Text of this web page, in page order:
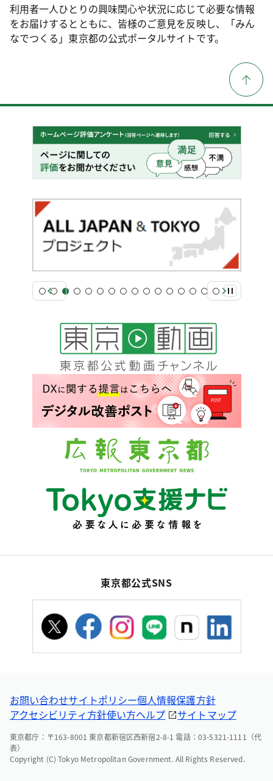
利用者一人ひとりの興味関心や状況に応じて必要な情報
をお届けするとともに、皆様のご意見を反映し、「みん
なでつくる」東京都の公式ポータルサイトです。
東京都公式SNS
お問い合わせサイトポリシー個人情報保護方針
アクセシビリティ方針使い方ヘルプ サイトマップ
東京都庁：〒163-8001 東京都新宿区西新宿2-8-1 電話：03-5321-1111（代
表）
Copyright (C) Tokyo Metropolitan Government. All Rights Reserved.